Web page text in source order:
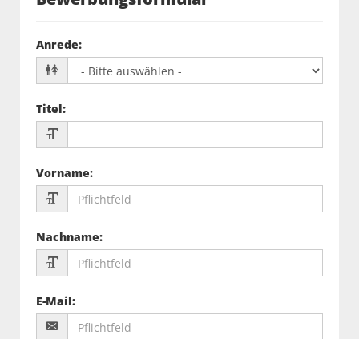
Anrede:
Titel:
Vorname:
Nachname:
E-Mail: